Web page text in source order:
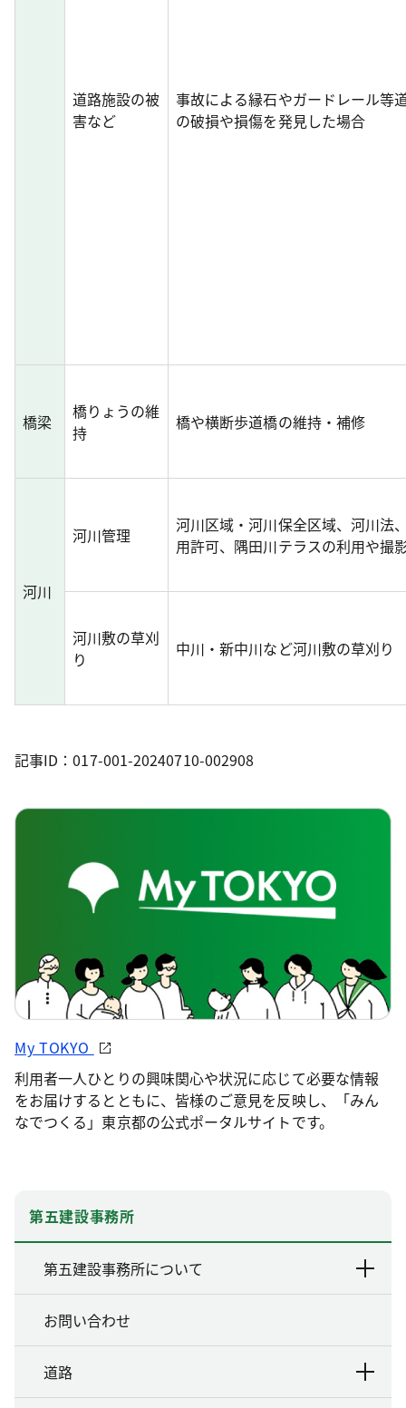
道路施設の被
害など
事故による縁石やガードレール等
の破損や損傷を発見した場合
橋梁
橋りょうの維
持
橋や横断歩道橋の維持・補修
河川
河川管理
河川区域・河川保全区域、河川法
用許可、隅田川テラスの利用や撮
河川敷の草刈
り
中川・新中川など河川敷の草刈り
記事ID：017-001-20240710-002908
My TOKYO
利用者一人ひとりの興味関心や状況に応じて必要な情報
をお届けするとともに、皆様のご意見を反映し、「みん
なでつくる」東京都の公式ポータルサイトです。
第五建設事務所
第五建設事務所について
お問い合わせ
道路